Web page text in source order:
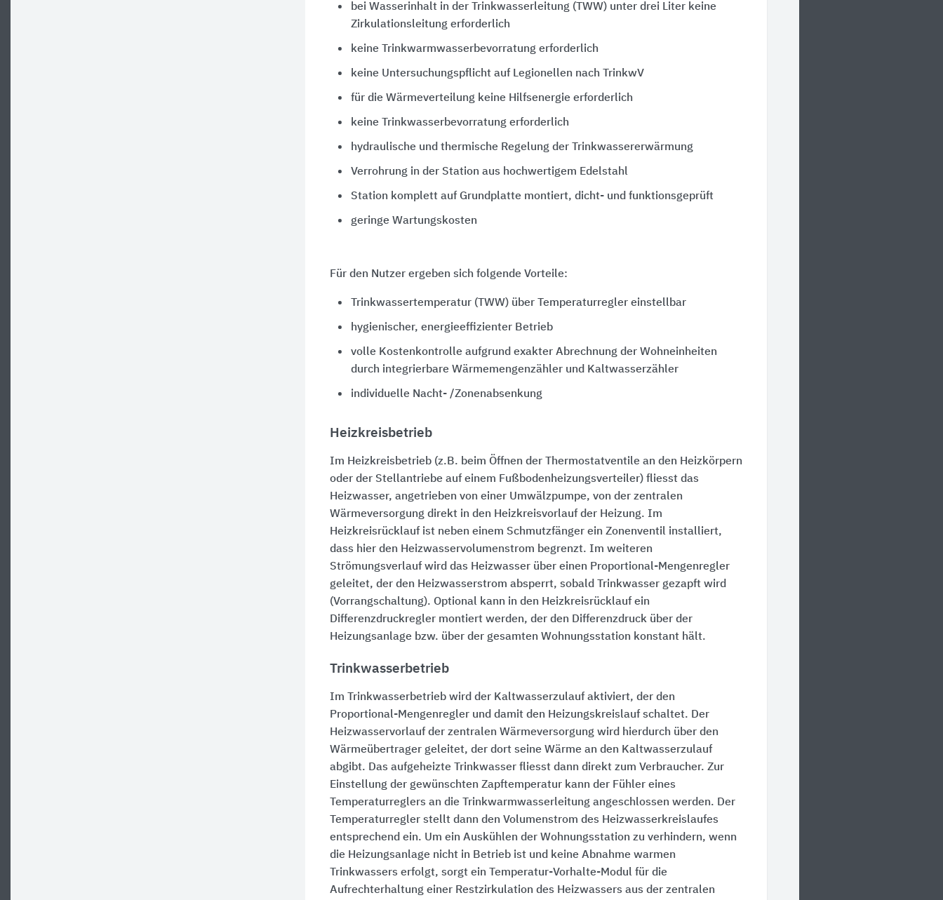
bei Wasserinhalt in der Trinkwasserleitung (TWW) unter drei Liter keine
Zirkulationsleitung erforderlich
keine Trinkwarmwasserbevorratung erforderlich
keine Untersuchungspflicht auf Legionellen nach TrinkwV
für die Wärmeverteilung keine Hilfsenergie erforderlich
keine Trinkwasserbevorratung erforderlich
hydraulische und thermische Regelung der Trinkwassererwärmung
Verrohrung in der Station aus hochwertigem Edelstahl
Station komplett auf Grundplatte montiert, dicht- und funktionsgeprüft
geringe Wartungskosten
Für den Nutzer ergeben sich folgende Vorteile:
Trinkwassertemperatur (TWW) über Temperaturregler einstellbar
hygienischer, energieeffizienter Betrieb
volle Kostenkontrolle aufgrund exakter Abrechnung der Wohneinheiten
durch integrierbare Wärmemengenzähler und Kaltwasserzähler
individuelle Nacht- /Zonenabsenkung
Heizkreisbetrieb
Im Heizkreisbetrieb (z.B. beim Öffnen der Thermostatventile an den Heizkörpern
oder der Stellantriebe auf einem Fußbodenheizungsverteiler) fliesst das
Heizwasser, angetrieben von einer Umwälzpumpe, von der zentralen
Wärmeversorgung direkt in den Heizkreisvorlauf der Heizung. Im
Heizkreisrücklauf ist neben einem Schmutzfänger ein Zonenventil installiert,
dass hier den Heizwasservolumenstrom begrenzt. Im weiteren
Strömungsverlauf wird das Heizwasser über einen Proportional-Mengenregler
geleitet, der den Heizwasserstrom absperrt, sobald Trinkwasser gezapft wird
(Vorrangschaltung). Optional kann in den Heizkreisrücklauf ein
Differenzdruckregler montiert werden, der den Differenzdruck über der
Heizungsanlage bzw. über der gesamten Wohnungsstation konstant hält.
Trinkwasserbetrieb
Im Trinkwasserbetrieb wird der Kaltwasserzulauf aktiviert, der den
Proportional-Mengenregler und damit den Heizungskreislauf schaltet. Der
Heizwasservorlauf der zentralen Wärmeversorgung wird hierdurch über den
Wärmeübertrager geleitet, der dort seine Wärme an den Kaltwasserzulauf
abgibt. Das aufgeheizte Trinkwasser fliesst dann direkt zum Verbraucher. Zur
Einstellung der gewünschten Zapftemperatur kann der Fühler eines
Temperaturreglers an die Trinkwarmwasserleitung angeschlossen werden. Der
Temperaturregler stellt dann den Volumenstrom des Heizwasserkreislaufes
entsprechend ein. Um ein Auskühlen der Wohnungsstation zu verhindern, wenn
die Heizungsanlage nicht in Betrieb ist und keine Abnahme warmen
Trinkwassers erfolgt, sorgt ein Temperatur-Vorhalte-Modul für die
Aufrechterhaltung einer Restzirkulation des Heizwassers aus der zentralen